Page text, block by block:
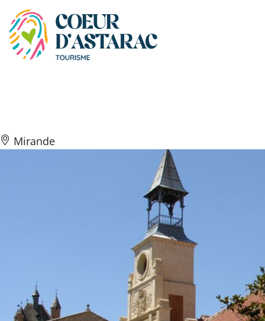
Panneau de gestion des cookies
Mirande